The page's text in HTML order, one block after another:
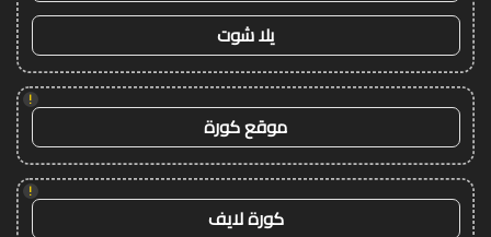
يلا شوت
!
موقع كورة
!
كورة لايف